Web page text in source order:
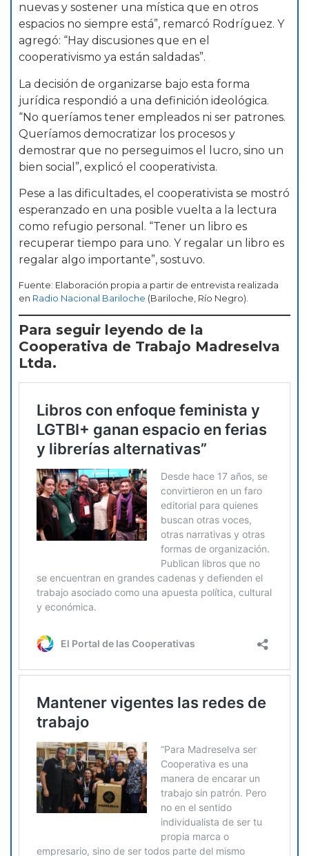
nuevas y sostener una mística que en otros
espacios no siempre está”, remarcó Rodríguez. Y
agregó: “Hay discusiones que en el
cooperativismo ya están saldadas”.
La decisión de organizarse bajo esta forma
jurídica respondió a una definición ideológica.
“No queríamos tener empleados ni ser patrones.
Queríamos democratizar los procesos y
demostrar que no perseguimos el lucro, sino un
bien social”, explicó el cooperativista.
Pese a las dificultades, el cooperativista se mostró
esperanzado en una posible vuelta a la lectura
como refugio personal. “Tener un libro es
recuperar tiempo para uno. Y regalar un libro es
regalar algo importante”, sostuvo.
Fuente: Elaboración propia a partir de entrevista realizada
en Radio Nacional Bariloche (Bariloche, Río Negro).
Para seguir leyendo de la
Cooperativa de Trabajo Madreselva
Ltda.